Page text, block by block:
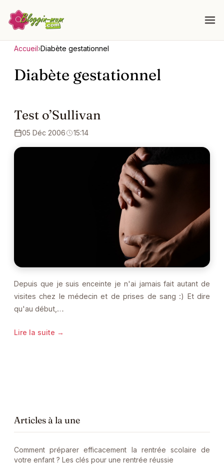
Accueil›Diabète gestationnel
Diabète gestationnel
Test o’Sullivan
05 Déc 2006 15:14
Depuis que je suis enceinte je n'ai jamais fait autant de
visites chez le médecin et de prises de sang :) Et dire
qu'au début,…
Lire la suite →
Articles à la une
Comment préparer efficacement la rentrée scolaire de
votre enfant ? Les clés pour une rentrée réussie